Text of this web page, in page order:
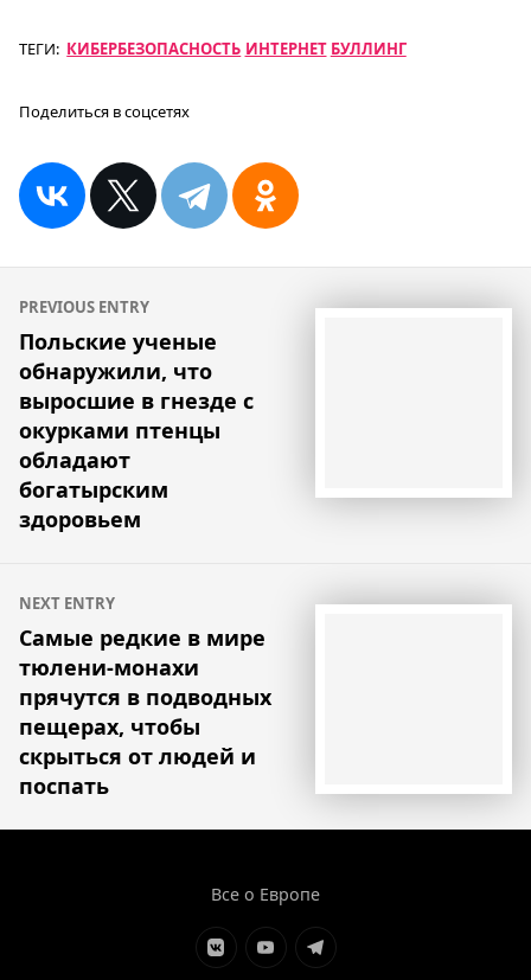
ТЕГИ: КИБЕРБЕЗОПАСНОСТЬ ИНТЕРНЕТ БУЛЛИНГ
Поделиться в соцсетях
Навигация
по
записям
PREVIOUS ENTRY
Польские ученые
обнаружили, что
выросшие в гнезде с
окурками птенцы
обладают
богатырским
здоровьем
NEXT ENTRY
Самые редкие в мире
тюлени-монахи
прячутся в подводных
пещерах, чтобы
скрыться от людей и
поспать
Все о Европе
ЭлементЭлементЭлемент